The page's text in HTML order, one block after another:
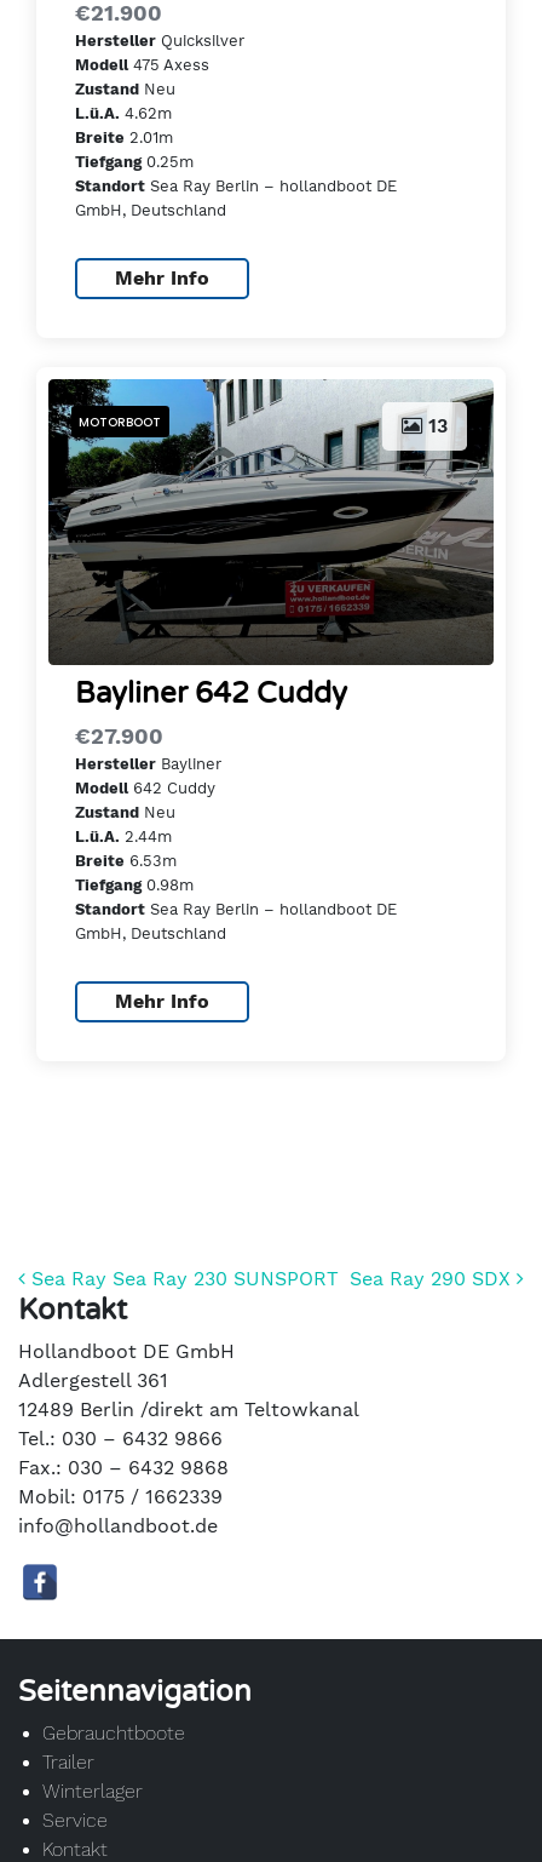
€21.900
Hersteller Quicksilver
Modell475 Axess
Zustand Neu
L.ü.A. 4.62m
Breite 2.01m
Tiefgang0.25m
Standort Sea Ray Berlin – hollandboot DE
GmbH, Deutschland
Mehr Info
13
MOTORBOOT
Bayliner 642 Cuddy
€27.900
Hersteller Bayliner
Modell642 Cuddy
Zustand Neu
L.ü.A. 2.44m
Breite 6.53m
Tiefgang0.98m
Standort Sea Ray Berlin – hollandboot DE
GmbH, Deutschland
Mehr Info
Beitrags-Navigation
Sea Ray Sea Ray 230 SUNSPORT Sea Ray 290 SDX
Kontakt
Hollandboot DE GmbH
Adlergestell 361
12489 Berlin /direkt am Teltowkanal
Tel.: 030 – 6432 9866
Fax.: 030 – 6432 9868
Mobil: 0175 / 1662339
info@hollandboot.de
Seitennavigation
Gebrauchtboote
Trailer
Winterlager
Service
Kontakt